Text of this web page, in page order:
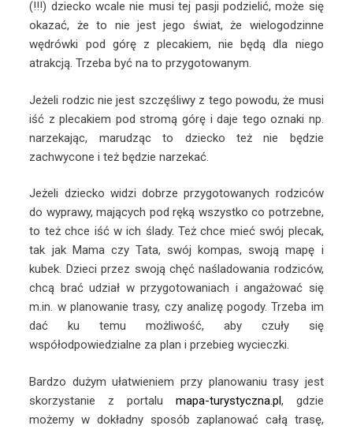
(!!!) dziecko wcale nie musi tej pasji podzielić, może się
okazać, że to nie jest jego świat, że wielogodzinne
wędrówki pod górę z plecakiem, nie będą dla niego
atrakcją. Trzeba być na to przygotowanym.
Jeżeli rodzic nie jest szczęśliwy z tego powodu, że musi
iść z plecakiem pod stromą górę i daje tego oznaki np.
narzekając, marudząc to dziecko też nie będzie
zachwycone i też będzie narzekać.
Jeżeli dziecko widzi dobrze przygotowanych rodziców
do wyprawy, mających pod ręką wszystko co potrzebne,
to też chce iść w ich ślady. Też chce mieć swój plecak,
tak jak Mama czy Tata, swój kompas, swoją mapę i
kubek. Dzieci przez swoją chęć naśladowania rodziców,
chcą brać udział w przygotowaniach i angażować się
m.in. w planowanie trasy, czy analizę pogody. Trzeba im
dać ku temu możliwość, aby czuły się
współodpowiedzialne za plan i przebieg wycieczki.
Bardzo dużym ułatwieniem przy planowaniu trasy jest
skorzystanie z portalu mapa-turystyczna.pl, gdzie
możemy w dokładny sposób zaplanować całą trasę,